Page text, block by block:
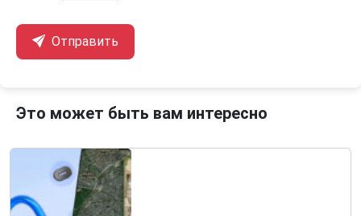
Отправить
Это может быть вам интересно